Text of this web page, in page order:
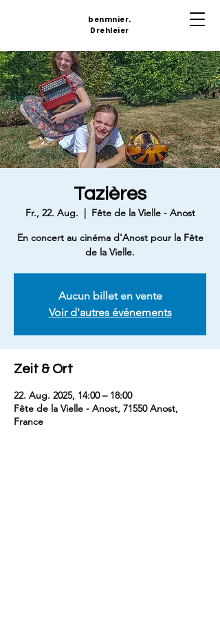
benmnier.
Drehleier
Tazières
Fr., 22. Aug.
  |
Fête de la Vielle - Anost
En concert au cinéma d'Anost pour la Fête
de la Vielle.
Aucun billet en vente
Voir d'autres événements
Zeit & Ort
22. Aug. 2025, 14:00 – 18:00
Fête de la Vielle - Anost, 71550 Anost,
France